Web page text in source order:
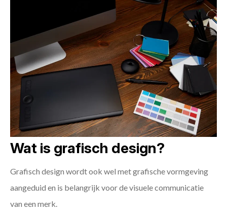
Wat is grafisch design?
Grafisch design wordt ook wel met grafische vormgeving
aangeduid en is belangrijk voor de visuele communicatie
van een merk.